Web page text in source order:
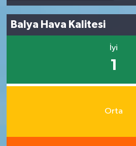
Balya Hava Kalitesi
İyi
1
Orta